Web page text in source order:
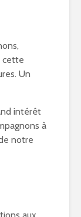
cette
Un
intérêt
à
notre